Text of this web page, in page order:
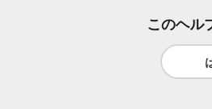
このヘル